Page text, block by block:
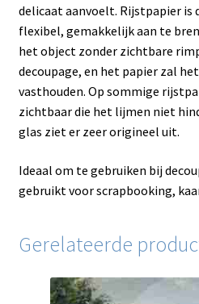
delicaat aanvoelt. Rijstpapier is
flexibel, gemakkelijk aan te
het object zonder zichtbare
decoupage, en het papier zal
vasthouden. Op sommige
zichtbaar die het lijmen niet
glas ziet er zeer origineel uit.
Ideaal om te gebruiken bij
gebruikt voor scrapbooking,
Gerelateerde